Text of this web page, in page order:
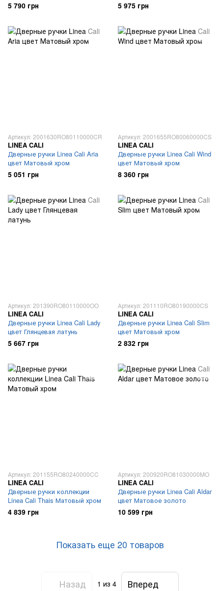
5 790 грн 5 975 грн
Артикул: 2001630RO80110000CR
LINEA CALI
Дверные ручки Linea Cali Aria
цвет Матовый хром
5 051 грн
Артикул: 2001655RO80060000CS
LINEA CALI
Дверные ручки Linea Cali Wind
цвет Матовый хром
8 360 грн
Артикул: 201390RO80110000OO
LINEA CALI
Дверные ручки Linea Cali Lady
цвет Глянцевая латунь
5 667 грн
Артикул: 201110RO80190000CS
LINEA CALI
Дверные ручки Linea Cali Slim
цвет Матовый хром
2 832 грн
Артикул: 201155RO80240000CC
LINEA CALI
Дверные ручки коллекции
Linea Cali Thais Матовый хром
4 839 грн
Артикул: 200920RO81030000MO
LINEA CALI
Дверные ручки Linea Cali Aldar
цвет Матовое золото
10 599 грн
Показать еще 20 товаров
Назад 1 из 4 Вперед